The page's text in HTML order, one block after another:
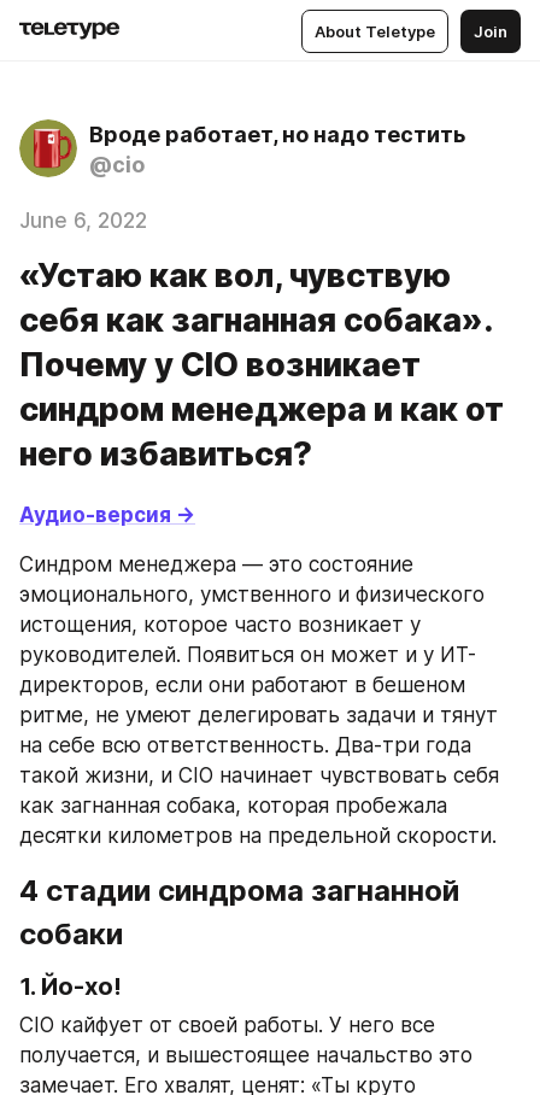
About Teletype Join
Вроде работает, но надо тестить
@cio
June 6, 2022
«Устаю как вол, чувствую
себя как загнанная собака».
Почему у CIO возникает
синдром менеджера и как от
него избавиться?
Аудио-версия ->
Синдром менеджера — это состояние
эмоционального, умственного и физического
истощения, которое часто возникает у
руководителей. Появиться он может и у ИТ-
директоров, если они работают в бешеном
ритме, не умеют делегировать задачи и тянут
на себе всю ответственность. Два-три года
такой жизни, и CIO начинает чувствовать себя
как загнанная собака, которая пробежала
десятки километров на предельной скорости.
4 стадии синдрома загнанной
собаки
1. Йо-хо!
CIO кайфует от своей работы. У него все
получается, и вышестоящее начальство это
замечает. Его хвалят, ценят: «Ты круто